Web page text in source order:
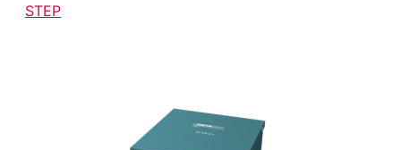
STEP